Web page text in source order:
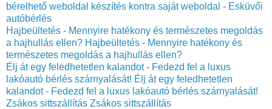
bérelhető weboldal készítés kontra saját weboldal - Esküvői
autóbérlés
Hajbeültetés - Mennyire hatékony és természetes megoldás
a hajhullás ellen? Hajbeültetés - Mennyire hatékony és
természetes megoldás a hajhullás ellen?
Élj át egy feledhetetlen kalandot - Fedezd fel a luxus
lakóautó bérlés szárnyalását! Élj át egy feledhetetlen
kalandot - Fedezd fel a luxus lakóautó bérlés szárnyalását!
Zsákos sittszállítás Zsákos sittszállítás